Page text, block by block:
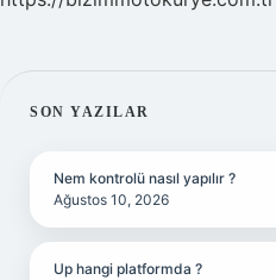
SIDEBAR
SON YAZILAR
Nem kontrolü nasıl yapılır ?
Ağustos 10, 2026
Up hangi platformda ?